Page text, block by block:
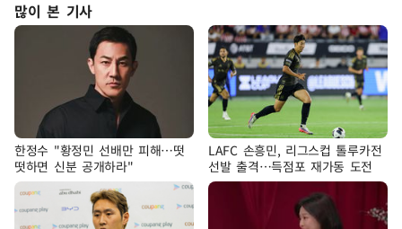
많이 본 기사
한정수 "황정민 선배만 피해…떳
떳하면 신분 공개하라"
LAFC 손흥민, 리그스컵 톨루카전
선발 출격…득점포 재가동 도전